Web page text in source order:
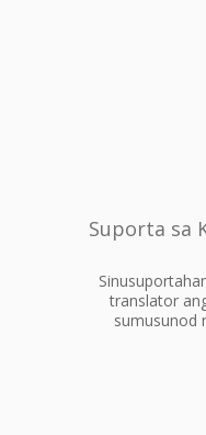
Suporta sa
translator
sumusunod